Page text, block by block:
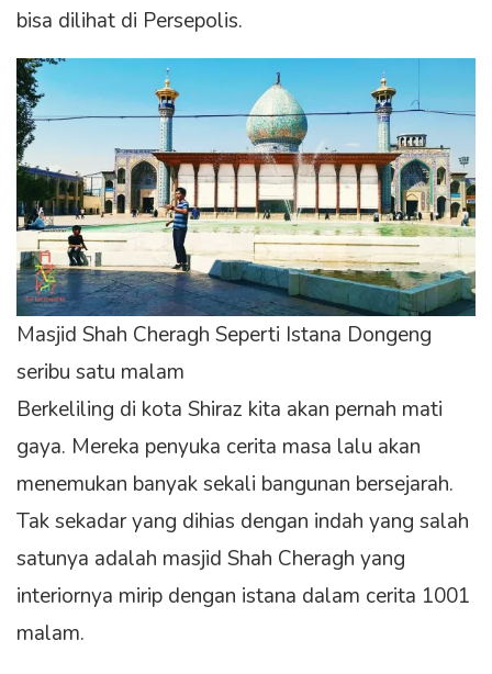
bisa dilihat di Persepolis.
Masjid Shah Cheragh Seperti Istana Dongeng
seribu satu malam
Berkeliling di kota Shiraz kita akan pernah mati
gaya. Mereka penyuka cerita masa lalu akan
menemukan banyak sekali bangunan bersejarah.
Tak sekadar yang dihias dengan indah yang salah
satunya adalah masjid Shah Cheragh yang
interiornya mirip dengan istana dalam cerita 1001
malam.